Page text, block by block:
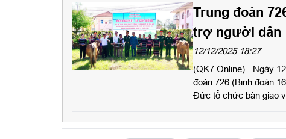
Trung đoàn
trợ người dân
12/12/2025 18:27
(QK7 Online) - Ngày
đoàn 726 (Binh đoàn
Đức tổ chức bàn giao